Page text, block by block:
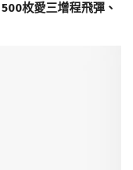
枚愛三增程飛彈、